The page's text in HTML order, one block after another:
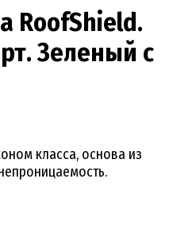
RoofShield.
Зеленый с
класса, основа из